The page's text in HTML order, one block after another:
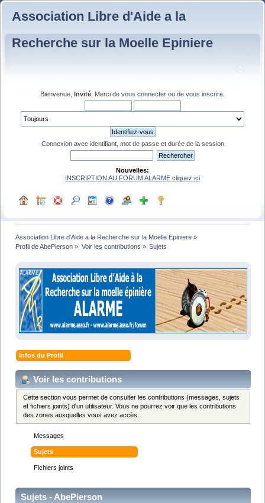
Association Libre d'Aide a la
Recherche sur la Moelle Epiniere
Bienvenue, Invité . Merci de vous connecter ou de vous inscrire
Connexion avec identifiant, mot de passe et durée de la session
Nouvelles:
INSCRIPTION AU FORUM ALARME cliquez ici
Association Libre d'Aide a la Recherche sur la Moelle Epiniere »
Profil de AbePierson » Voir les contributions » Sujets
Infos du Profil
Voir les contributions
Cette section vous permet de consulter les contributions (messages, sujets
et fichiers joints) d'un utilisateur. Vous ne pourrez voir que les contributions
des zones auxquelles vous avez accès.
Messages
Sujets
Fichiers joints
Sujets - AbePierson